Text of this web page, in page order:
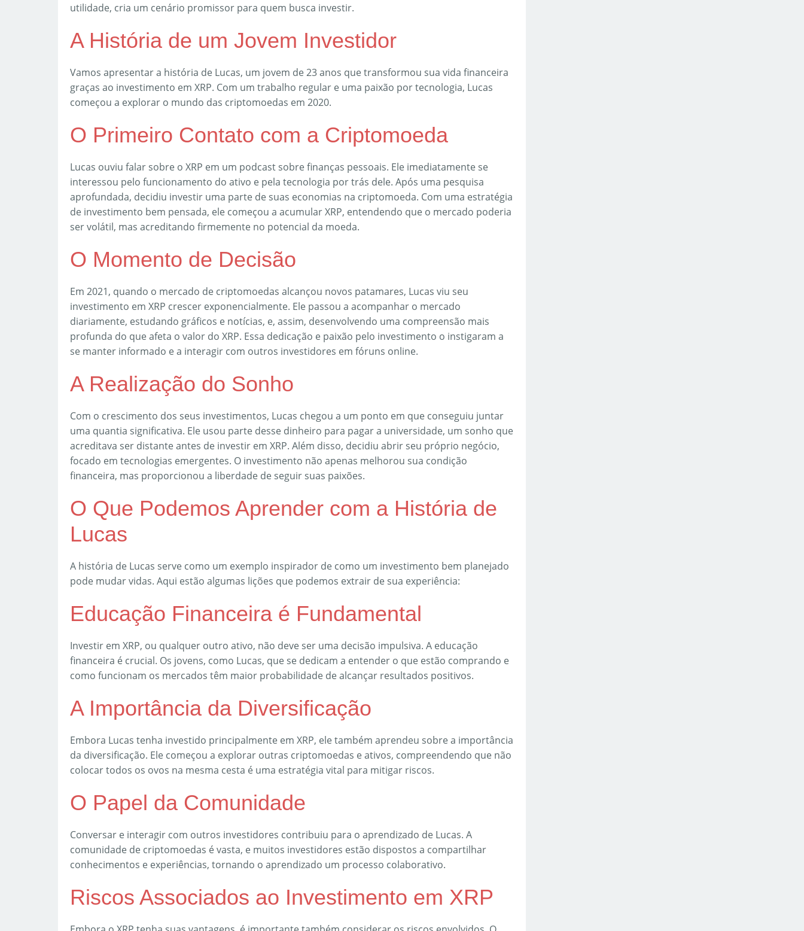
utilidade, cria um cenário promissor para quem busca investir.
A História de um Jovem Investidor
Vamos apresentar a história de Lucas, um jovem de 23 anos que transformou sua vida financeira
graças ao investimento em XRP. Com um trabalho regular e uma paixão por tecnologia, Lucas
começou a explorar o mundo das criptomoedas em 2020.
O Primeiro Contato com a Criptomoeda
Lucas ouviu falar sobre o XRP em um podcast sobre finanças pessoais. Ele imediatamente se
interessou pelo funcionamento do ativo e pela tecnologia por trás dele. Após uma pesquisa
aprofundada, decidiu investir uma parte de suas economias na criptomoeda. Com uma estratégia
de investimento bem pensada, ele começou a acumular XRP, entendendo que o mercado poderia
ser volátil, mas acreditando firmemente no potencial da moeda.
O Momento de Decisão
Em 2021, quando o mercado de criptomoedas alcançou novos patamares, Lucas viu seu
investimento em XRP crescer exponencialmente. Ele passou a acompanhar o mercado
diariamente, estudando gráficos e notícias, e, assim, desenvolvendo uma compreensão mais
profunda do que afeta o valor do XRP. Essa dedicação e paixão pelo investimento o instigaram a
se manter informado e a interagir com outros investidores em fóruns online.
A Realização do Sonho
Com o crescimento dos seus investimentos, Lucas chegou a um ponto em que conseguiu juntar
uma quantia significativa. Ele usou parte desse dinheiro para pagar a universidade, um sonho que
acreditava ser distante antes de investir em XRP. Além disso, decidiu abrir seu próprio negócio,
focado em tecnologias emergentes. O investimento não apenas melhorou sua condição
financeira, mas proporcionou a liberdade de seguir suas paixões.
O Que Podemos Aprender com a História de
Lucas
A história de Lucas serve como um exemplo inspirador de como um investimento bem planejado
pode mudar vidas. Aqui estão algumas lições que podemos extrair de sua experiência:
Educação Financeira é Fundamental
Investir em XRP, ou qualquer outro ativo, não deve ser uma decisão impulsiva. A educação
financeira é crucial. Os jovens, como Lucas, que se dedicam a entender o que estão comprando e
como funcionam os mercados têm maior probabilidade de alcançar resultados positivos.
A Importância da Diversificação
Embora Lucas tenha investido principalmente em XRP, ele também aprendeu sobre a importância
da diversificação. Ele começou a explorar outras criptomoedas e ativos, compreendendo que não
colocar todos os ovos na mesma cesta é uma estratégia vital para mitigar riscos.
O Papel da Comunidade
Conversar e interagir com outros investidores contribuiu para o aprendizado de Lucas. A
comunidade de criptomoedas é vasta, e muitos investidores estão dispostos a compartilhar
conhecimentos e experiências, tornando o aprendizado um processo colaborativo.
Riscos Associados ao Investimento em XRP